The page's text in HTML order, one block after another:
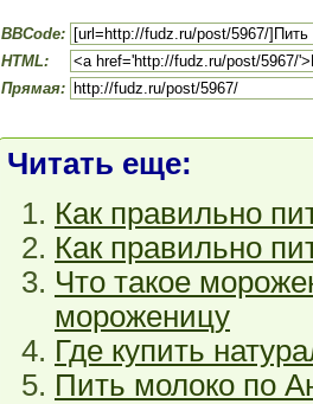
BBCode:
HTML:
Прямая:
Читать еще:
Как правильно
Как правильно
Что такое
мороженицу
Где купить
Пить молоко по